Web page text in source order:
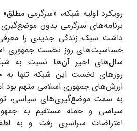
رویکرد اولیه شبکه، «سرگرمی
برنامه‌های سرگرمی بدون
داشت سبک زندگی جدیدی را
حساسیت‌های روز نخست جمهوری
سال‌های اخیر آن‌ها نسبت به
روز‌های نخست این شبکه تنها به
ارزش‌های جمهوری اسلامی متهم بود
به سمت موضع‌گیری‌های سیاسی،
سیاسی و حمله مستقیم به
اعتراضات سراسری رفت و به